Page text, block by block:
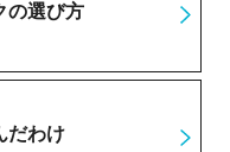
の選び方
だわけ